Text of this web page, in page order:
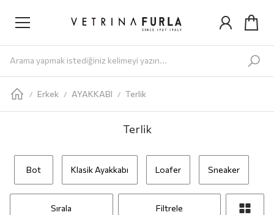
/
Erkek / AYAKKABI / Terlik
Terlik
Bot Klasik Ayakkabı Loafer Sneaker
Sırala Filtrele